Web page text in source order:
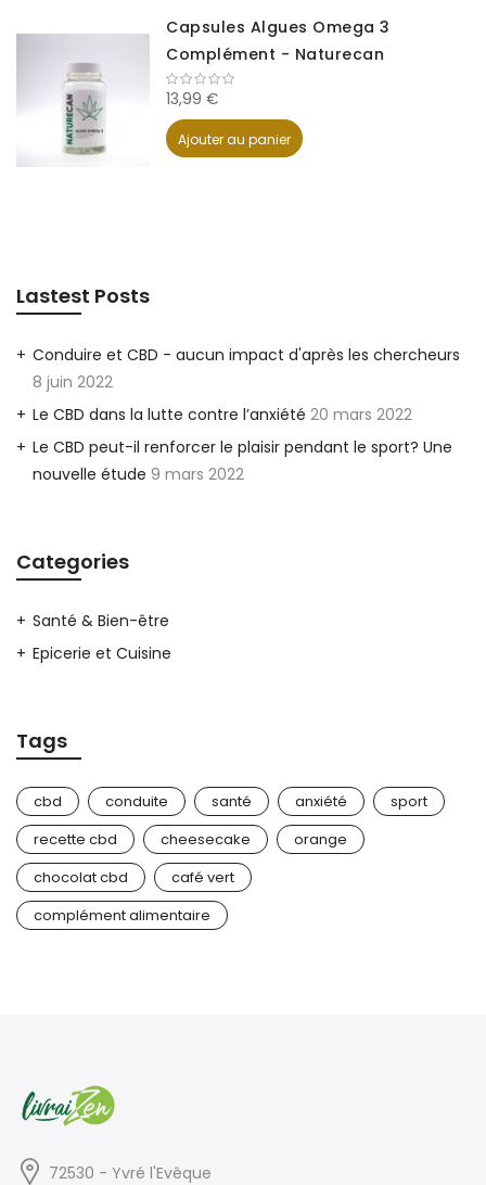
Capsules Algues Omega 3
Complément - Naturecan
13,99 €
Ajouter au panier
Lastest Posts
Conduire et CBD - aucun impact d'après les chercheurs
8 juin 2022
Le CBD dans la lutte contre l’anxiété 20 mars 2022
Le CBD peut-il renforcer le plaisir pendant le sport? Une
nouvelle étude 9 mars 2022
Categories
Santé & Bien-être
Epicerie et Cuisine
Tags
cbd conduite santé anxiété
sport
recette cbd
cheesecake
orange
chocolat cbd
café vert
complément alimentaire
72530 - Yvré l'Evêque